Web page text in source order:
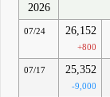
2026
07/24 26,152
+800
07/17 25,352
-9,000